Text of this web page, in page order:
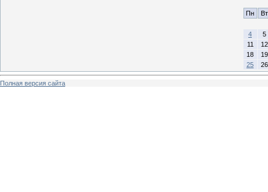
Пн Вт
4
5
11
12
18
19
25
26
Полная версия сайта